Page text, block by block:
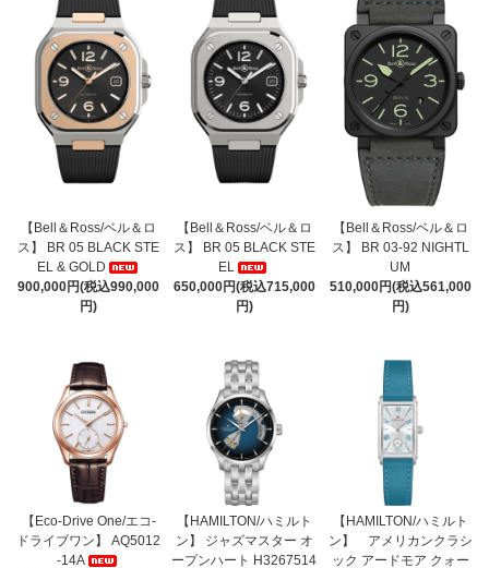
【Bell＆Ross/ベル＆ロ
ス】 BR 05 BLACK STE
EL & GOLD
900,000円(税込990,000
円)
【Bell＆Ross/ベル＆ロ
ス】 BR 05 BLACK STE
EL
650,000円(税込715,000
円)
【Bell＆Ross/ベル＆ロ
ス】 BR 03-92 NIGHTL
UM
510,000円(税込561,000
円)
【Eco-Drive One/エコ-
ドライブワン】 AQ5012
-14A
【HAMILTON/ハミルト
ン】 ジャズマスター オ
ープンハート H3267514
【HAMILTON/ハミルト
ン】 アメリカンクラシ
ック アードモア クォー